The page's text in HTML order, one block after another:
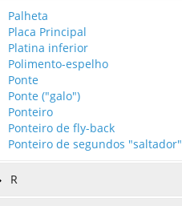
Palheta
Placa Principal
Platina inferior
Polimento-espelho
Ponte
Ponte ("galo")
Ponteiro
Ponteiro de fly-back
Ponteiro de segundos "saltador"
R